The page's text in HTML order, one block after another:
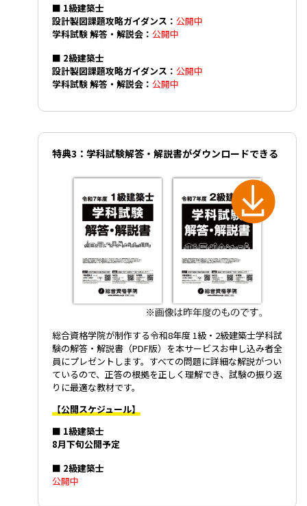
■ 1級建築士
設計製図課題攻略ガイダンス： 公開中
学科試験 解答・解説会： 公開中
■ 2級建築士
設計製図課題攻略ガイダンス： 公開中
学科試験 解答・解説会： 公開中
特典3：学科試験解答・解説書がダウンロードできる
総合資格学院が制作する令和8年度 1級・2級建築士学科試
験の解答・解説書（PDF版）を本サービスお申し込み者全
員にプレゼントします。すべての問題に詳細な解説がつい
ているので、正答の根拠を正しく理解でき、試験の振り返
りに最適な教材です。
【公開スケジュール】
■ 1級建築士
8月下旬公開予定
■ 2級建築士
公開中